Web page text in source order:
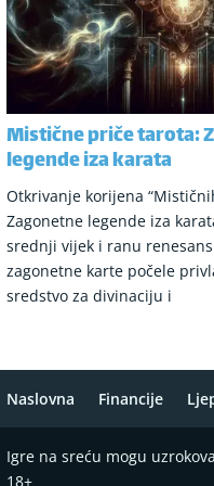
Mistične priče tarota:
legende iza karata
Otkrivanje korijena
Zagonetne legende iza
srednji vijek i ranu
zagonetne karte počele
sredstvo za divinaciju i
Naslovna Financije
Igre na sreću mogu
18+